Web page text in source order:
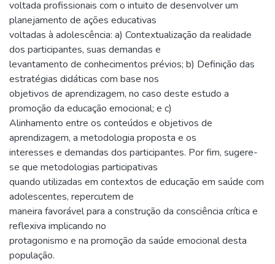
voltada profissionais com o intuito de desenvolver um
planejamento de ações educativas
voltadas à adolescência: a) Contextualização da realidade
dos participantes, suas demandas e
levantamento de conhecimentos prévios; b) Definição das
estratégias didáticas com base nos
objetivos de aprendizagem, no caso deste estudo a
promoção da educação emocional; e c)
Alinhamento entre os conteúdos e objetivos de
aprendizagem, a metodologia proposta e os
interesses e demandas dos participantes. Por fim, sugere-
se que metodologias participativas
quando utilizadas em contextos de educação em saúde com
adolescentes, repercutem de
maneira favorável para a construção da consciência crítica e
reflexiva implicando no
protagonismo e na promoção da saúde emocional desta
população.